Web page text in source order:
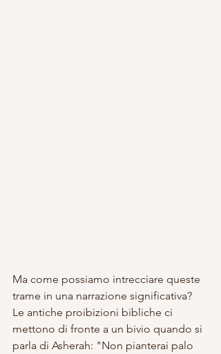
Ma come possiamo intrecciare queste
trame in una narrazione significativa?
Le antiche proibizioni bibliche ci
mettono di fronte a un bivio quando si
parla di Asherah: "Non pianterai palo